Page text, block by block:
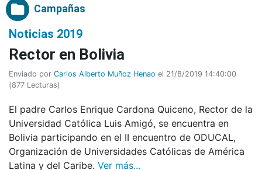
Campañas
Noticias 2019
Rector en Bolivia
Enviado por Carlos Alberto Muñoz Henao el 21/8/2019 14:40:00
(877 Lecturas)
El padre Carlos Enrique Cardona Quiceno, Rector de la
Universidad Católica Luis Amigó, se encuentra en
Bolivia participando en el II encuentro de ODUCAL,
Organización de Universidades Católicas de América
Latina y del Caribe. Ver más...